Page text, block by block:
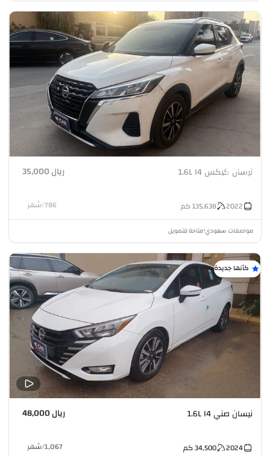
نيسان كيكس 1.6L I4 ريال 35,000
2022
135,638كم 786
/شهر
مواصفات سعودي•متاحة للتمويل
كأنها جديدة
نيسان صني 1.6L I4 ريال 48,000
2024
34,500كم 1,067
/شهر